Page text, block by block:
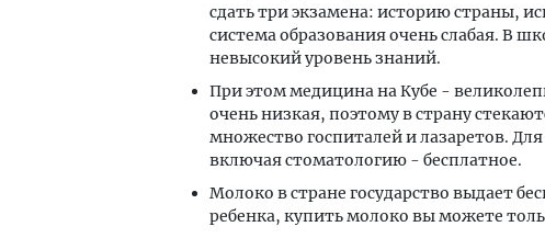
сдать три экзамена: историю страны,
система образования очень слабая. В
невысокий уровень знаний.
При этом медицина на Кубе -
очень низкая, поэтому в страну
множество госпиталей и лазаретов.
включая стоматологию - бесплатное.
Молоко в стране государство выдает
ребенка, купить молоко вы можете